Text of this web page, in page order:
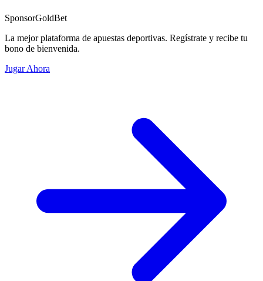
SponsorGoldBet
La mejor plataforma de apuestas deportivas. Regístrate y recibe tu
bono de bienvenida.
Jugar Ahora